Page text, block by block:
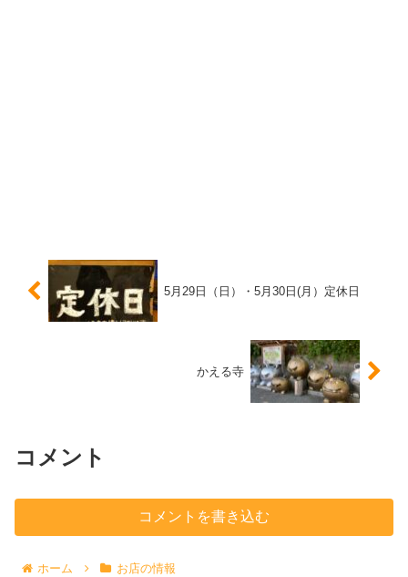
5月29日（日）・5月30日(月）定休日
かえる寺
コメント
コメントを書き込む
ホーム お店の情報